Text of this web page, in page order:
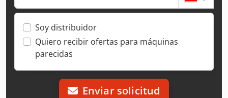
Soy distribuidor
Quiero recibir ofertas para máquinas
parecidas
Enviar solicitud